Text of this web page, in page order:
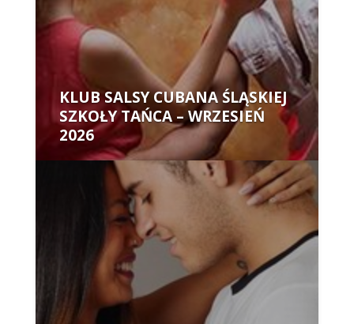
KLUB SALSY CUBANA ŚLĄSKIEJ
SZKOŁY TAŃCA – WRZESIEŃ
2026